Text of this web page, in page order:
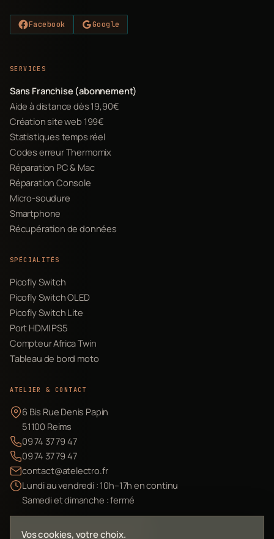
Facebook Google
SERVICES
Sans Franchise (abonnement)
Aide à distance dès 19,90€
Création site web 199€
Statistiques temps réel
Codes erreur Thermomix
Réparation PC & Mac
Réparation Console
Micro-soudure
Smartphone
Récupération de données
SPÉCIALITÉS
Picofly Switch
Picofly Switch OLED
Picofly Switch Lite
Port HDMI PS5
Compteur Africa Twin
Tableau de bord moto
ATELIER & CONTACT
6 Bis Rue Denis Papin
51100 Reims
09 74 37 79 47
09 74 37 79 47
contact@atelectro.fr
Lundi au vendredi : 10h–17h en continu
Samedi et dimanche : fermé
Envoyer mon matériel
Vos cookies, votre choix.